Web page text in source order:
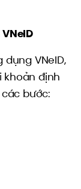
VNeID,
khoản định
bước: